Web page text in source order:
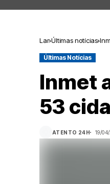
Lar Últimas notícias
Últimas Notícias
Inmet
53
ATENTO 24H 19/